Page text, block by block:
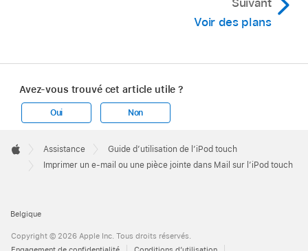
Suivant
Voir des plans
Avez-vous trouvé cet article utile ?
Oui Non
Footer

Apple
Assistance
Guide d’utilisation de l’iPod touch
Imprimer un e-mail ou une pièce jointe dans Mail sur l’iPod touch
Belgique
Copyright © 2026 Apple Inc. Tous droits réservés.